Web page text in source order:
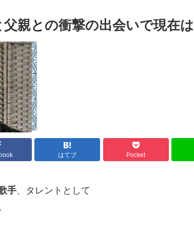
親との衝撃の出会いで現在
はてブ Pocket
手、タレントとして